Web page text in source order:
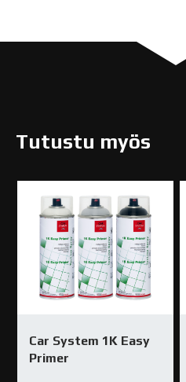
Tutustu myös
Car System 1K Easy
Primer